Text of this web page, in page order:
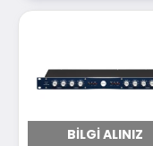
BILGI ALINIZ